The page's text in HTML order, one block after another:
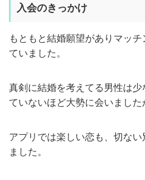
入会のきっかけ
もともと結婚願望がありマッ
ていました。
真剣に結婚を考えてる男性は
ていないほど大勢に会いました
アプリでは楽しい恋も、切な
ました。